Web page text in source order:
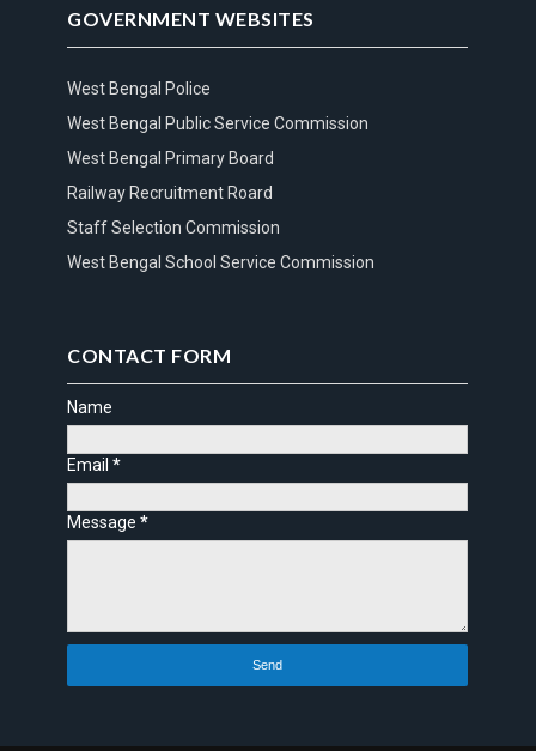
GOVERNMENT WEBSITES
West Bengal Police
West Bengal Public Service Commission
West Bengal Primary Board
Railway Recruitment Roard
Staff Selection Commission
West Bengal School Service Commission
CONTACT FORM
Name
Email*
Message*